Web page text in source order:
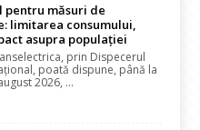
pentru măsuri de
limitarea consumului,
asupra populației
prin Dispecerul
poată dispune, până la
2026, ...